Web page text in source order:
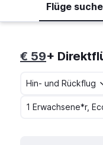
Flüge
€ 59+
Hin- und Rückflug
1 Erwachsene*r,